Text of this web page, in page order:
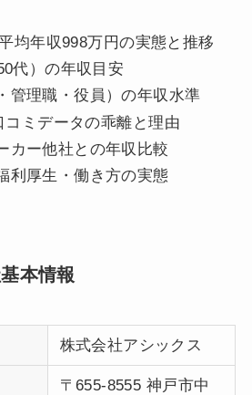
均年収998万円の実態と推移
代）の年収目安
管理職・役員）の年収水準
ミデータの乖離と理由
カー他社との年収比較
利厚生・働き方の実態
本情報
株式会社アシックス
〒655-8555 神戸市中